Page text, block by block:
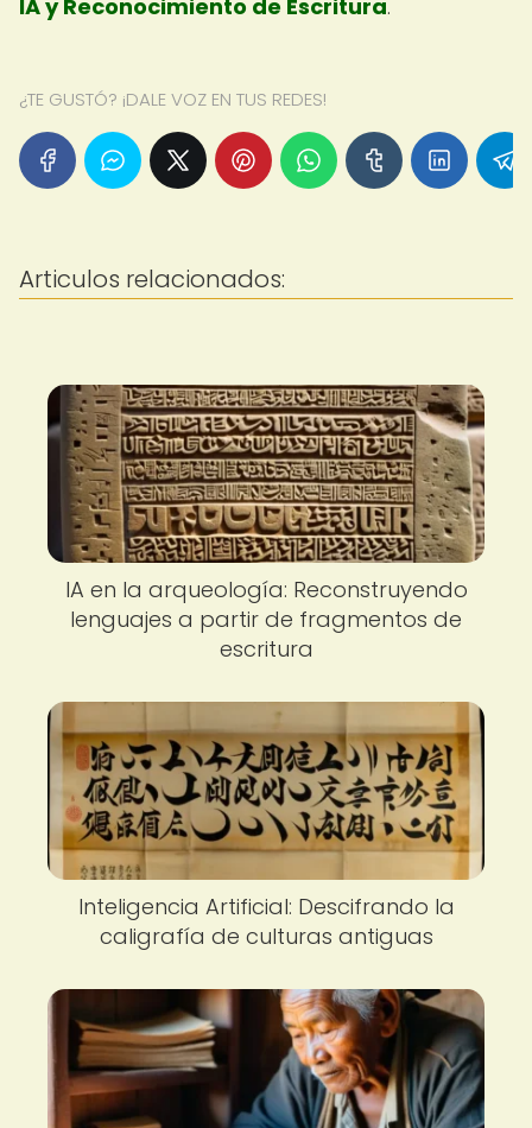
IA y Reconocimiento de Escritura.
¿TE GUSTÓ? ¡DALE VOZ EN TUS REDES!
Articulos relacionados:
IA en la arqueología: Reconstruyendo
lenguajes a partir de fragmentos de
escritura
Inteligencia Artificial: Descifrando la
caligrafía de culturas antiguas